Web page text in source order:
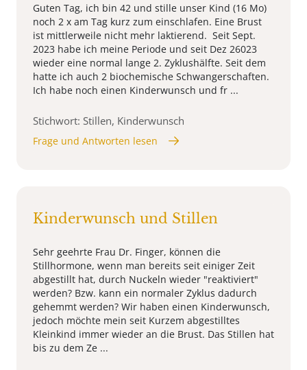
Guten Tag, ich bin 42 und stille unser Kind (16 Mo)
noch 2 x am Tag kurz zum einschlafen. Eine Brust
ist mittlerweile nicht mehr laktierend. Seit Sept.
2023 habe ich meine Periode und seit Dez 26023
wieder eine normal lange 2. Zyklushälfte. Seit dem
hatte ich auch 2 biochemische Schwangerschaften.
Ich habe noch einen Kinderwunsch und fr ...
Stichwort: Stillen, Kinderwunsch
Frage und Antworten lesen
Kinderwunsch und Stillen
Sehr geehrte Frau Dr. Finger, können die
Stillhormone, wenn man bereits seit einiger Zeit
abgestillt hat, durch Nuckeln wieder "reaktiviert"
werden? Bzw. kann ein normaler Zyklus dadurch
gehemmt werden? Wir haben einen Kinderwunsch,
jedoch möchte mein seit Kurzem abgestilltes
Kleinkind immer wieder an die Brust. Das Stillen hat
bis zu dem Ze ...